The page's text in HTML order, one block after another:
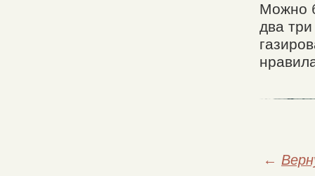
Можно
два
←